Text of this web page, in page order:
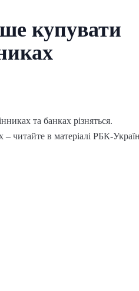
купувати
та банках різняться.
читайте в матеріалі РБК-